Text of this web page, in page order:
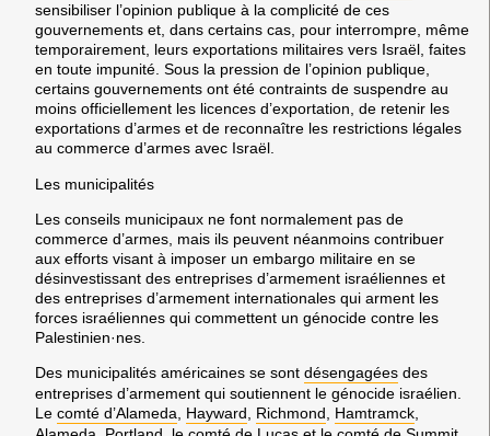
sensibiliser l’opinion publique à la complicité de ces
gouvernements et, dans certains cas, pour interrompre, même
temporairement, leurs exportations militaires vers Israël, faites
en toute impunité. Sous la pression de l’opinion publique,
certains gouvernements ont été contraints de suspendre au
moins officiellement les licences d’exportation, de retenir les
exportations d’armes et de reconnaître les restrictions légales
au commerce d’armes avec Israël.
Les municipalités
Les conseils municipaux ne font normalement pas de
commerce d’armes, mais ils peuvent néanmoins contribuer
aux efforts visant à imposer un embargo militaire en se
désinvestissant des entreprises d’armement israéliennes et
des entreprises d’armement internationales qui arment les
forces israéliennes qui commettent un génocide contre les
Palestinien·nes.
Des municipalités américaines se sont désengagées des
entreprises d’armement qui soutiennent le génocide israélien.
Le comté d’Alameda, Hayward, Richmond, Hamtramck,